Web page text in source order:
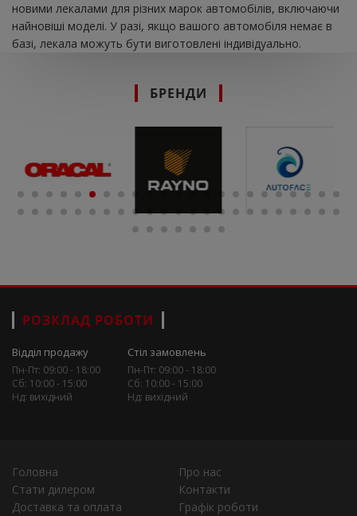
новими лекалами для різних марок автомобілів, включаючи
найновіші моделі. У разі, якщо вашого автомобіля немає в
базі, лекала можуть бути виготовлені індивідуально.
БРЕНДИ
РОЗКЛАД РОБОТИ
Відділ продажу
Пн-Пт: 09:00 - 18:00
Сб: 10:00 - 15:00
Нд: вихідний
Стіл замовлень
Пн-Пт: 09:00 - 18:00
Сб: 10:00 - 15:00
Нд: вихідний
Головна
Про нас
Стати дилером
Контакти
Доставка та оплата
Графік роботи